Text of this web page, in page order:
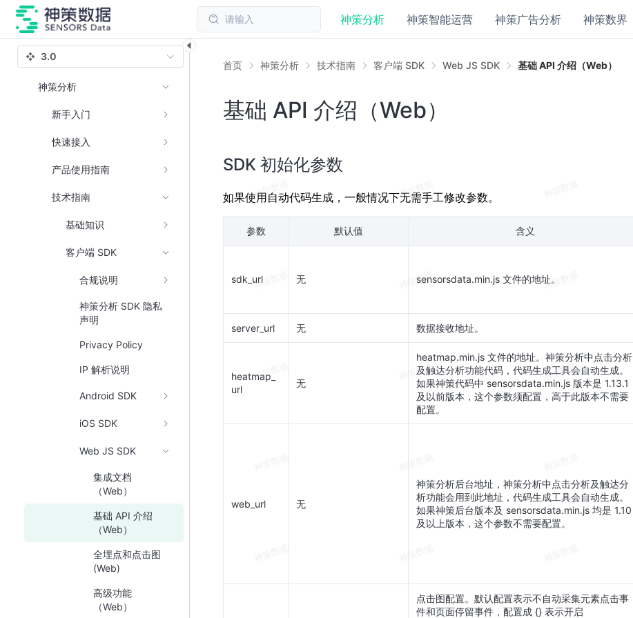
请输入 神策分析 神策智能运营 神策广告分析 神策数界
首页 神策分析 技术指南 客户端 SDK Web JS SDK 基础 API 介绍（Web）
基础 API 介绍（Web）
SDK 初始化参数
如果使用自动代码生成，一般情况下无需手工修改参数。
参数 默认值 含义
sdk_url 无 sensorsdata.min.js 文件的地址。
server_url 无 数据接收地址。
heatmap_
url
无
heatmap.min.js 文件的地址。神策分析中点击分析
及触达分析功能代码，代码生成工具会自动生成。
如果神策代码中 sensorsdata.min.js 版本是 1.13.1
及以前版本，这个参数须配置，高于此版本不需要
配置。
web_url 无
神策分析后台地址，神策分析中点击分析及触达分
析功能会用到此地址，代码生成工具会自动生成。
如果神策后台版本及 sensorsdata.min.js 均是 1.10
及以上版本，这个参数不需要配置。
点击图配置。默认配置表示不自动采集元素点击事
件和页面停留事件，配置成 {} 表示开启
3.0
神策分析
新手入门
快速接入
产品使用指南
技术指南
基础知识
客户端 SDK
合规说明
神策分析 SDK 隐私
声明
Privacy Policy
IP 解析说明
Android SDK
iOS SDK
Web JS SDK
集成文档
（Web）
基础 API 介绍
（Web）
全埋点和点击图
(Web)
高级功能
（Web）